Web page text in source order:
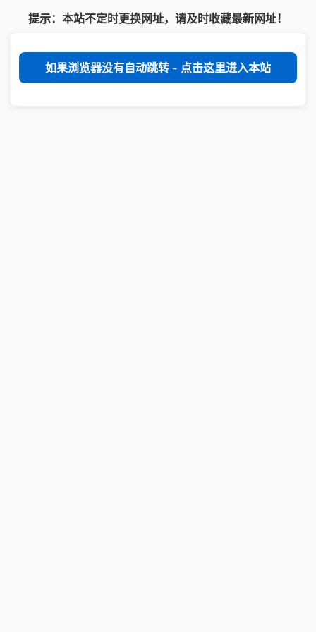
提示：本站不定时更换网址，请及时收藏最新网址！
如果浏览器没有自动跳转 - 点击这里进入本站